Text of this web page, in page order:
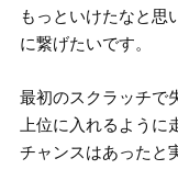
もっといけたなと思
に繋げたいです。
最初のスクラッチで
上位に入れるよう
チャンスはあったと